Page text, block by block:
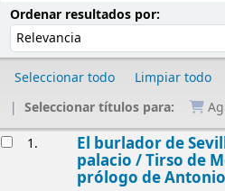
Ordenar resultados por:
Seleccionar todo
Limpiar todo
Seleccionar títulos para:
1. El burlador de
palacio /Tirso de
prólogo de